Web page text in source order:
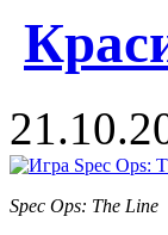
Spec Ops: The Line